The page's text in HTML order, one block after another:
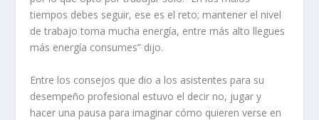
tiempos debes seguir, ese es el reto; mantener el nivel
de trabajo toma mucha energía, entre más alto llegues
más energía consumes” dijo.
Entre los consejos que dio a los asistentes para su
desempeño profesional estuvo el decir no, jugar y
hacer una pausa para imaginar cómo quieren verse en